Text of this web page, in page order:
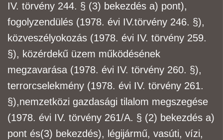
IV. törvény 244. § (3) bekezdés a) pont),
fogolyzendülés (1978. évi IV.törvény 246. §),
közveszélyokozás (1978. évi IV. törvény 259.
§), közérdekű üzem működésének
megzavarása (1978. évi IV. törvény 260. §),
terrorcselekmény (1978. évi IV. törvény 261.
§),nemzetközi gazdasági tilalom megszegése
(1978. évi IV. törvény 261/A. § (2) bekezdés a)
pont és(3) bekezdés), légijármű, vasúti, vízi,